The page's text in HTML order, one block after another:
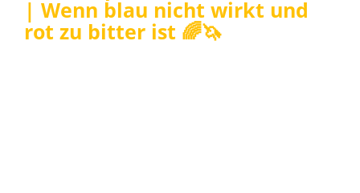
| Wenn blau nicht wirkt und
rot zu bitter ist 🌈🦄